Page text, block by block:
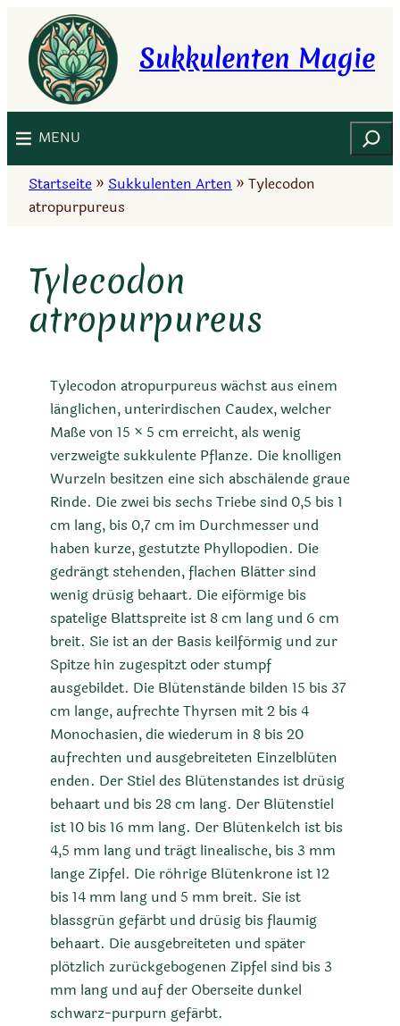
Inhalt
springen
Sukkulenten Magie
MENU Suchen
Startseite » Sukkulenten Arten » Tylecodon
atropurpureus
Tylecodon
atropurpureus
Tylecodon atropurpureus wächst aus einem
länglichen, unterirdischen Caudex, welcher
Maße von 15 × 5 cm erreicht, als wenig
verzweigte sukkulente Pflanze. Die knolligen
Wurzeln besitzen eine sich abschälende graue
Rinde. Die zwei bis sechs Triebe sind 0,5 bis 1
cm lang, bis 0,7 cm im Durchmesser und
haben kurze, gestutzte Phyllopodien. Die
gedrängt stehenden, flachen Blätter sind
wenig drüsig behaart. Die eiförmige bis
spatelige Blattspreite ist 8 cm lang und 6 cm
breit. Sie ist an der Basis keilförmig und zur
Spitze hin zugespitzt oder stumpf
ausgebildet. Die Blütenstände bilden 15 bis 37
cm lange, aufrechte Thyrsen mit 2 bis 4
Monochasien, die wiederum in 8 bis 20
aufrechten und ausgebreiteten Einzelblüten
enden. Der Stiel des Blütenstandes ist drüsig
behaart und bis 28 cm lang. Der Blütenstiel
ist 10 bis 16 mm lang. Der Blütenkelch ist bis
4,5 mm lang und trägt linealische, bis 3 mm
lange Zipfel. Die röhrige Blütenkrone ist 12
bis 14 mm lang und 5 mm breit. Sie ist
blassgrün gefärbt und drüsig bis flaumig
behaart. Die ausgebreiteten und später
plötzlich zurückgebogenen Zipfel sind bis 3
mm lang und auf der Oberseite dunkel
schwarz-purpurn gefärbt.